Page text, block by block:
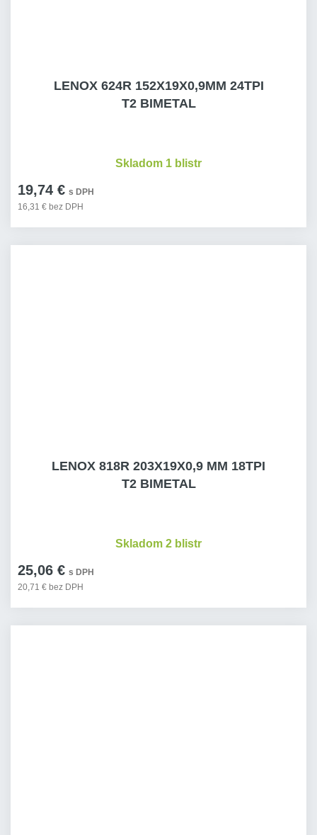
LENOX 624R 152X19X0,9MM 24TPI
T2 BIMETAL
19,74 € s DPH
16,31 € bez DPH
Skladom 1 blistr
LENOX 818R 203X19X0,9 MM 18TPI
T2 BIMETAL
25,06 € s DPH
20,71 € bez DPH
Skladom 2 blistr